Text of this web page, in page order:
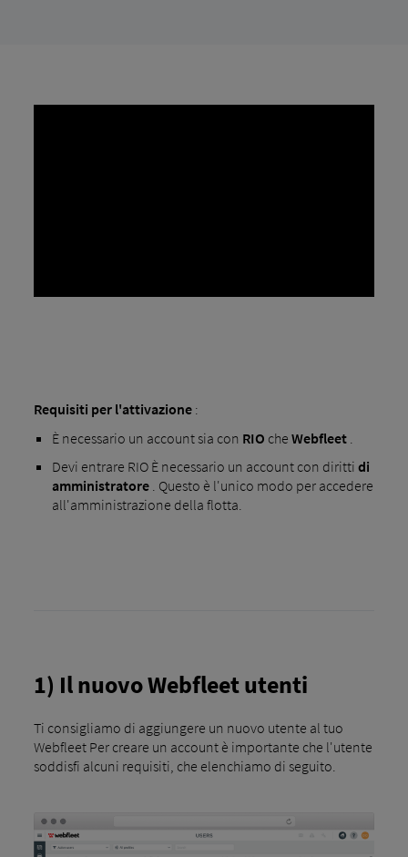
Requisiti per l'attivazione:
È necessario un account sia con RIO che Webfleet.
Devi entrare RIO È necessario un account con diritti di
amministratore. Questo è l'unico modo per accedere
all'amministrazione della flotta.
1) Il nuovo Webfleet utenti
Ti consigliamo di aggiungere un nuovo utente al tuo
Webfleet Per creare un account è importante che l'utente
soddisfi alcuni requisiti, che elenchiamo di seguito.